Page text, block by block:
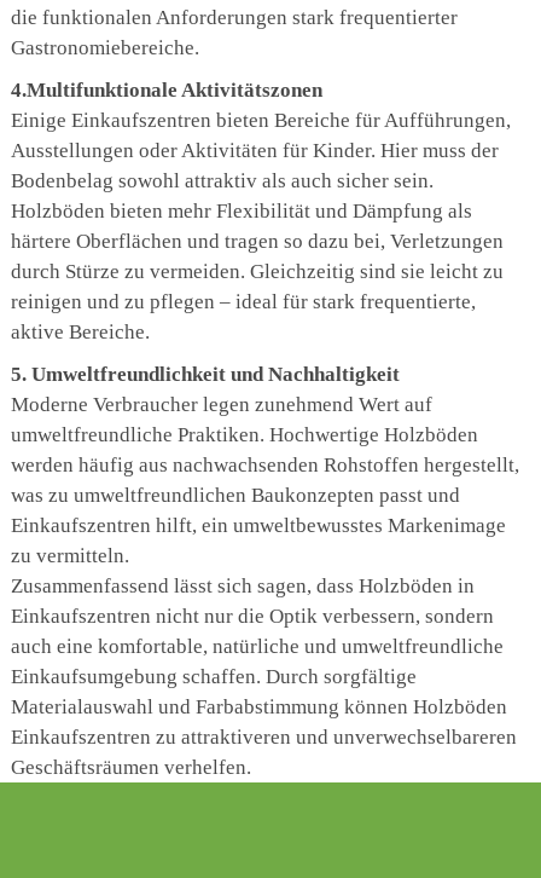
die funktionalen Anforderungen stark frequentierter
Gastronomiebereiche.
4.Multifunktionale Aktivitätszonen
Einige Einkaufszentren bieten Bereiche für Aufführungen,
Ausstellungen oder Aktivitäten für Kinder. Hier muss der
Bodenbelag sowohl attraktiv als auch sicher sein.
Holzböden bieten mehr Flexibilität und Dämpfung als
härtere Oberflächen und tragen so dazu bei, Verletzungen
durch Stürze zu vermeiden. Gleichzeitig sind sie leicht zu
reinigen und zu pflegen – ideal für stark frequentierte,
aktive Bereiche.
5. Umweltfreundlichkeit und Nachhaltigkeit
Moderne Verbraucher legen zunehmend Wert auf
umweltfreundliche Praktiken. Hochwertige Holzböden
werden häufig aus nachwachsenden Rohstoffen hergestellt,
was zu umweltfreundlichen Baukonzepten passt und
Einkaufszentren hilft, ein umweltbewusstes Markenimage
zu vermitteln.
Zusammenfassend lässt sich sagen, dass Holzböden in
Einkaufszentren nicht nur die Optik verbessern, sondern
auch eine komfortable, natürliche und umweltfreundliche
Einkaufsumgebung schaffen. Durch sorgfältige
Materialauswahl und Farbabstimmung können Holzböden
Einkaufszentren zu attraktiveren und unverwechselbareren
Geschäftsräumen verhelfen.